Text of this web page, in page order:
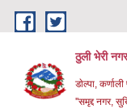
Skip to main content
ठुली भेरी
डाेल्पा,
''समृद्द नगर,